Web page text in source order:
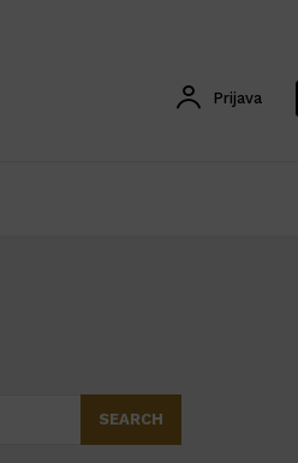
Prijava
SEARCH